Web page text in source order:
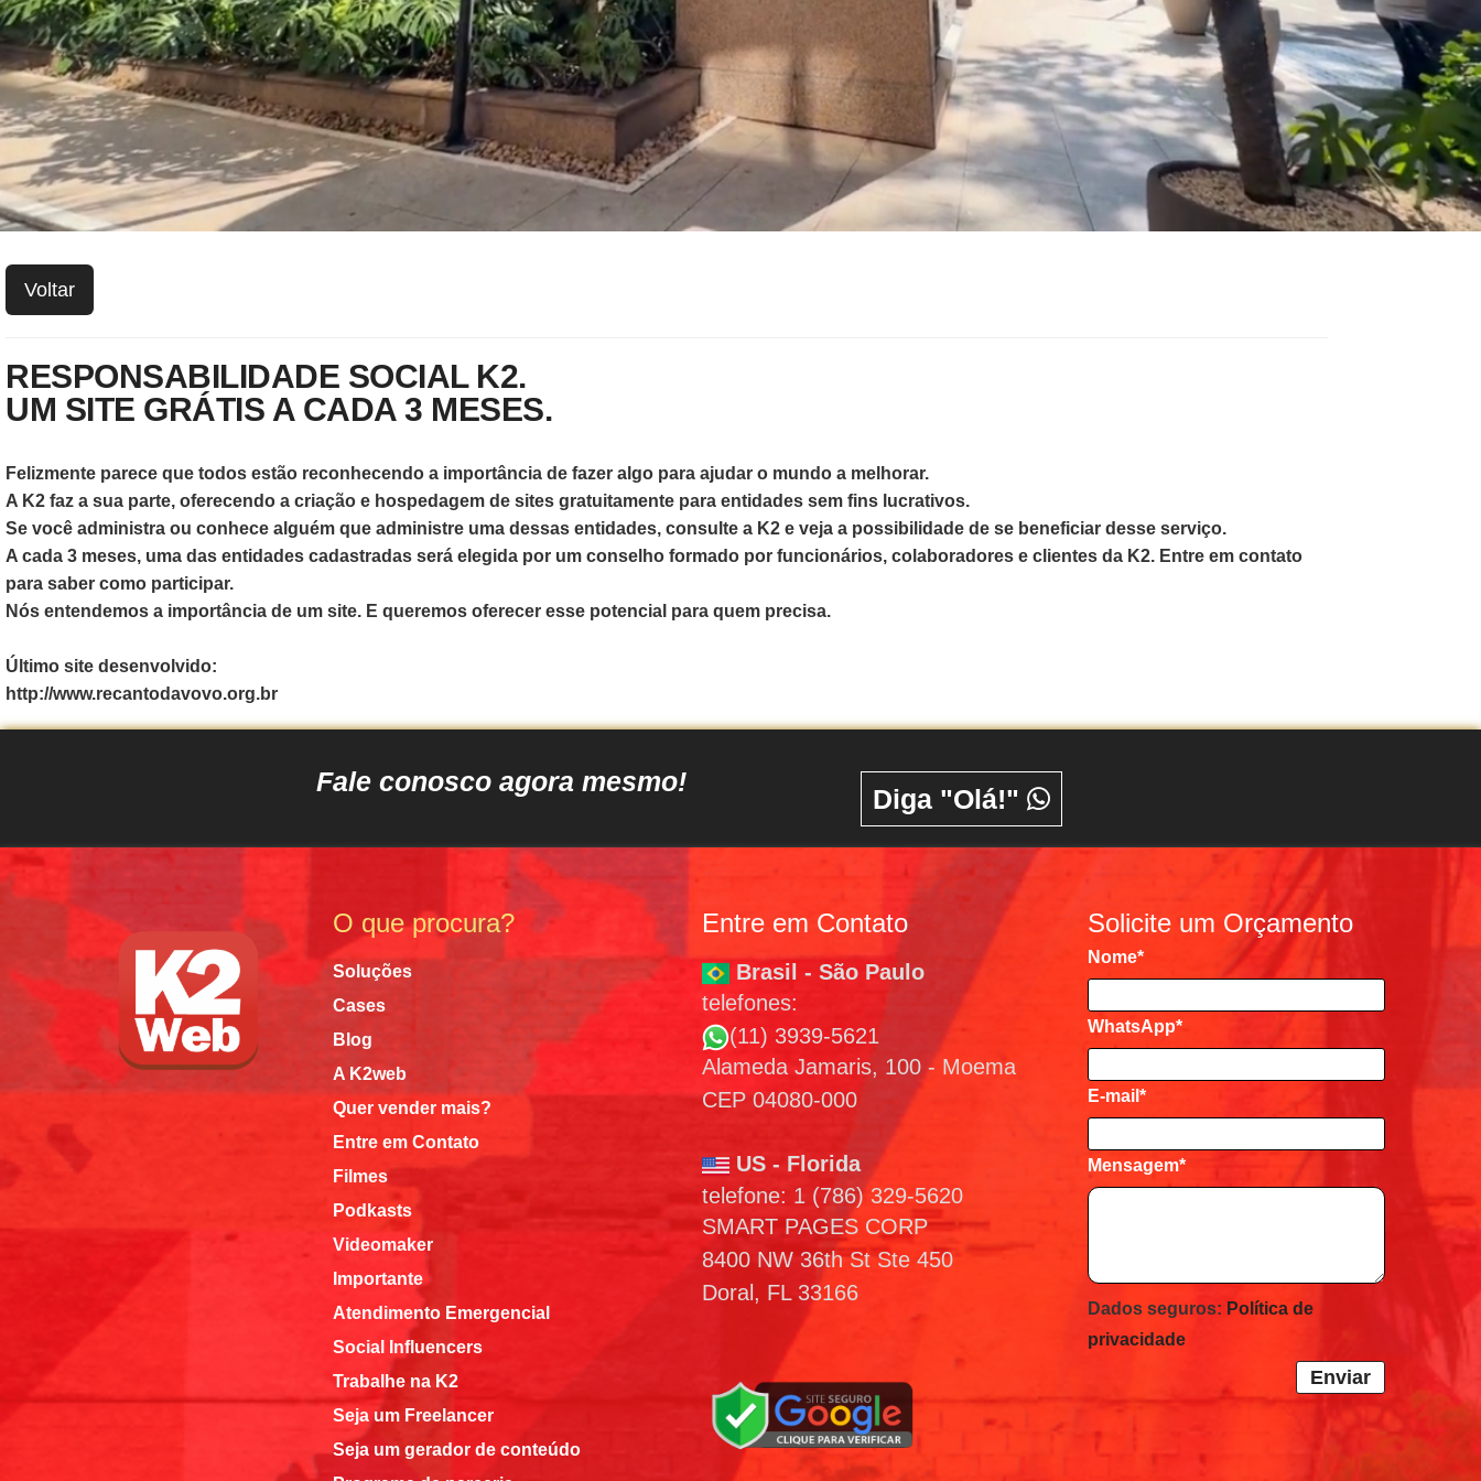
Voltar
RESPONSABILIDADE SOCIAL K2.
UM SITE GRÁTIS A CADA 3 MESES.
Felizmente parece que todos estão reconhecendo a importância de fazer algo para ajudar o mundo a melhorar.
A K2 faz a sua parte, oferecendo a criação e hospedagem de sites gratuitamente para entidades sem fins lucrativos.
Se você administra ou conhece alguém que administre uma dessas entidades, consulte a K2 e veja a possibilidade de se beneficiar desse serviço.
A cada 3 meses, uma das entidades cadastradas será elegida por um conselho formado por funcionários, colaboradores e clientes da K2. Entre em contato
para saber como participar.
Nós entendemos a importância de um site. E queremos oferecer esse potencial para quem precisa.
Último site desenvolvido:
http://www.recantodavovo.org.br
Fale conosco agora mesmo!
Diga "Olá!"
O que procura?
Soluções
Cases
Blog
A K2web
Quer vender mais?
Entre em Contato
Filmes
Podkasts
Videomaker
Importante
Atendimento Emergencial
Social Influencers
Trabalhe na K2
Seja um Freelancer
Seja um gerador de conteúdo
Entre em Contato
Brasil - São Paulo
telefones:
(11) 3939-5621
Alameda Jamaris, 100 - Moema
CEP 04080-000
US - Florida
telefone: 1 (786) 329-5620
SMART PAGES CORP
8400 NW 36th St Ste 450
Doral, FL 33166
Solicite um Orçamento
Nome*
WhatsApp*
E-mail *
Mensagem*
Dados seguros: Política de
privacidade